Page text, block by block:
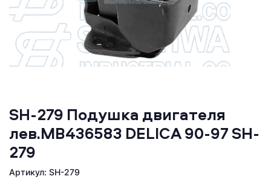
SH-279 Подушка двигателя
лев.MB436583 DELICA 90-97 SH-
279
Артикул: SH-279